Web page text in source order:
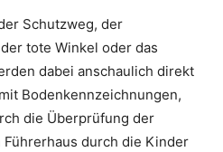
Schutzweg, der
tote Winkel oder das
dabei anschaulich direkt
Bodenkennzeichnungen,
die Überprüfung der
durch die Kinder